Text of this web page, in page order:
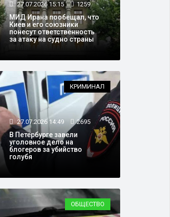
27.07.2026 15:15 1259
МИД Ирана пообещал, что
Киев и его союзники
понесут ответственность
за атаку на судно страны
КРИМИНАЛ
27.07.2026 14:49 2695
В Петербурге завели
уголовное дело на
блогеров за убийство
голубя
ОБЩЕСТВО